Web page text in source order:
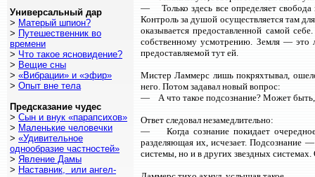
Универсальный дар
> Матерый шпион?
> Путешественник во
времени
> Что такое ясновидение?
> Вещие сны
> «Вибрации» и «эфир»
> Опыт вне тела
Предсказание чудес
> Сын и внук «парапсихов»
> Маленькие человечки
> «Удивительное
однообразие частностей»
> Явление Дамы
> Наставник, или ангел-
— Только здесь все определяет
Контроль за душой осуществляется там
оказывается предоставленной самой
собственному усмотрению. Земля — это
предоставляемой тут ей.
Мистер Ламмерс лишь покряхтывал,
него. Потом задавал новый вопрос:
— А что такое подсознание? Может быть,
Ответ следовал незамедлительно:
— Когда сознание покидает очередное
разделяющая их, исчезает. Подсознание
системы, но и в других звездных